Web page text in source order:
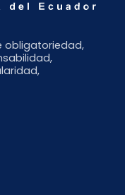
obligatoriedad,